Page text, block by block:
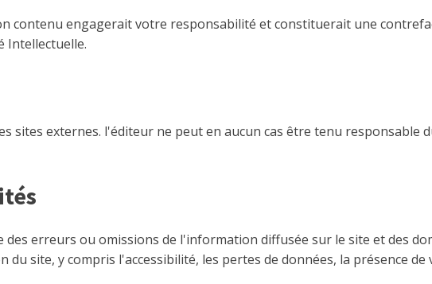
contenu engagerait votre responsabilité et constituerait une
Intellectuelle.
sites externes. l'éditeur ne peut en aucun cas être tenu responsable
erreurs ou omissions de l'information diffusée sur le site et des
site, y compris l'accessibilité, les pertes de données, la présence